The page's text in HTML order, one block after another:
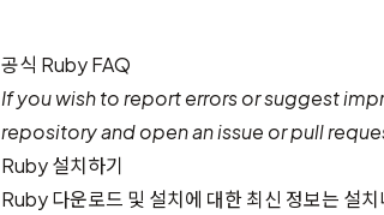
공식 Ruby FAQ
If you wish to report errors or suggest
repositoryand open an issue or pull
Ruby 설치하기
Ruby 다운로드 및 설치에 대한 최신 정보는 설치